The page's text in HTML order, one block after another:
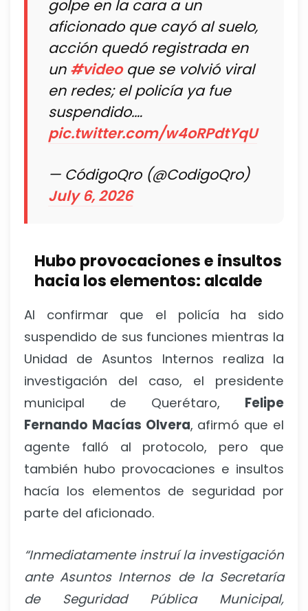
golpe en la cara a un
aficionado que cayó al suelo,
acción quedó registrada en
un #videoque se volvió viral
en redes; el policía ya fue
suspendido.…
pic.twitter.com/w4oRPdtYqU
— CódigoQro (@CodigoQro)
July 6, 2026
Hubo provocaciones e insultos
hacia los elementos: alcalde
Al confirmar que el policía ha sido
suspendido de sus funciones mientras la
Unidad de Asuntos Internos realiza la
investigación del caso, el presidente
municipal de Querétaro, Felipe
Fernando Macías Olvera, afirmó que el
agente falló al protocolo, pero que
también hubo provocaciones e insultos
hacía los elementos de seguridad por
parte del aficionado.
“Inmediatamente instruí la investigación
ante Asuntos Internos de la Secretaría
de Seguridad Pública Municipal,